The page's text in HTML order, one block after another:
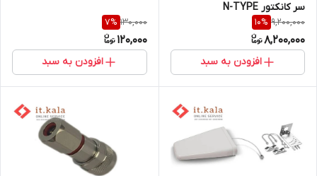
سر کانکتور N-TYPE
9,200,000
10%
8,200,000
افزودن به سبد
130,000
7%
120,000
افزودن به سبد